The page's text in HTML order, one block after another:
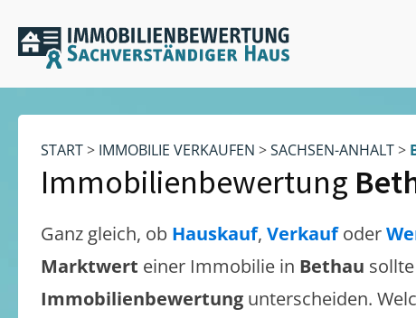
START> IMMOBILIE VERKAUFEN >SACHSEN-ANHALT>
Immobilienbewertung
Ganz gleich, ob Hauskauf, Verkaufoder
Marktwert einer Immobilie in Bethau
Immobilienbewertung unterscheiden.